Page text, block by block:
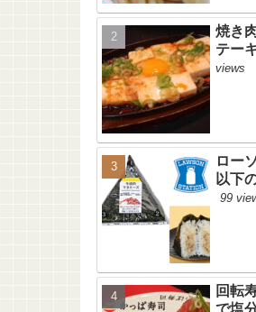
焼き
テー
views
ロー
以下
99
回転
で塩